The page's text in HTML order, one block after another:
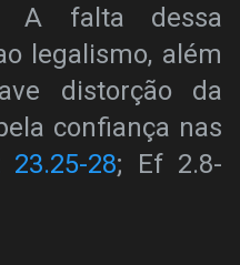
A falta dessa
legalismo, além
distorção da
confiança nas
23.25-28; Ef 2.8-